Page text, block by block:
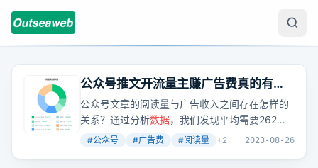
公众号推文开流量主赚广告费真的有那
么好赚吗？
公众号文章的阅读量与广告收入之间存在怎样的
关系？通过分析数据，我们发现平均需要262个
阅读才能赚取1元广告费。那么，如何提升文章的
#公众号 #广告费 #阅读量 +2 2023-08-26